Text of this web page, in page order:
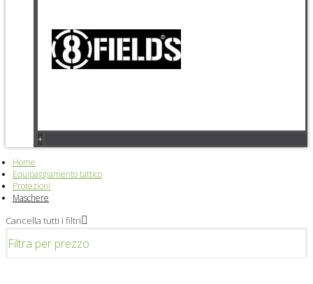
+
Home
Equipaggiamento tattico
Protezioni
Maschere
Cancella tutti i filtri
Filtra per prezzo